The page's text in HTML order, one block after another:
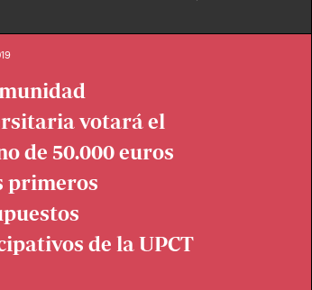
votará el
de 50.000 euros
primeros
de la UPCT